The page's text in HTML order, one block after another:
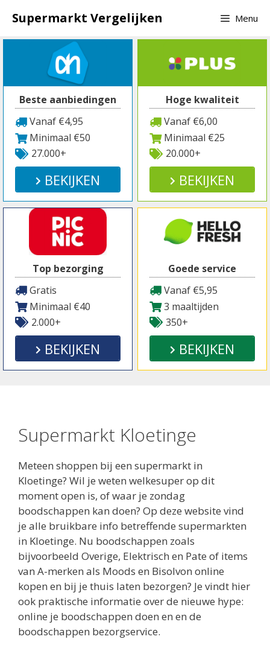
naar
inhoud
Supermarkt Vergelijken Menu
Beste aanbiedingen
Vanaf €4,95
Minimaal €50
27.000+
BEKIJKEN
Hoge kwaliteit
Vanaf €6,00
Minimaal €25
20.000+
BEKIJKEN
Top bezorging
Gratis
Minimaal €40
2.000+
BEKIJKEN
Goede service
Vanaf €5,95
3 maaltijden
350+
BEKIJKEN
Supermarkt Kloetinge
Meteen shoppen bij een supermarkt in
Kloetinge? Wil je weten welkesuper op dit
moment open is, of waar je zondag
boodschappen kan doen? Op deze website vind
je alle bruikbare info betreffende supermarkten
in Kloetinge. Nu boodschappen zoals
bijvoorbeeld Overige, Elektrisch en Pate of items
van A-merken als Moods en Bisolvon online
kopen en bij je thuis laten bezorgen? Je vindt hier
ook praktische informatie over de nieuwe hype:
online je boodschappen doen en en de
boodschappen bezorgservice.